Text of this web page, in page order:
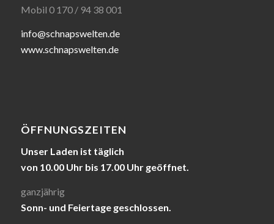
Mobil 0 170 / 94 38 001
info@schnapswelten.de
www.schnapswelten.de
ÖFFNUNGSZEITEN
Unser Laden ist täglich
von 10.00 Uhr bis 17.00 Uhr geöffnet.
ganzjährig
Sonn- und Feiertage geschlossen.